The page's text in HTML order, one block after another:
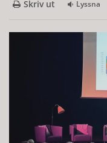
Skriv ut Lyssna